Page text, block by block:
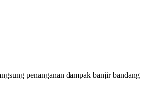
penanganan dampak banjir